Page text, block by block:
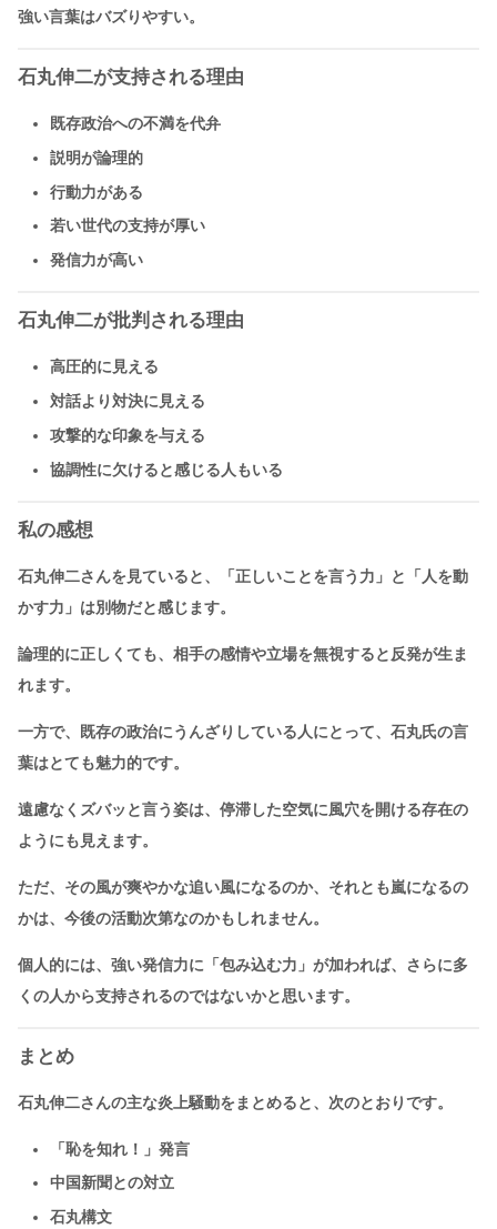
強い言葉はバズりやすい。
石丸伸二が支持される理由
既存政治への不満を代弁
説明が論理的
行動力がある
若い世代の支持が厚い
発信力が高い
石丸伸二が批判される理由
高圧的に見える
対話より対決に見える
攻撃的な印象を与える
協調性に欠けると感じる人もいる
私の感想
石丸伸二さんを見ていると、「正しいことを言う力」と「人を動
かす力」は別物だと感じます。
論理的に正しくても、相手の感情や立場を無視すると反発が生ま
れます。
一方で、既存の政治にうんざりしている人にとって、石丸氏の言
葉はとても魅力的です。
遠慮なくズバッと言う姿は、停滞した空気に風穴を開ける存在の
ようにも見えます。
ただ、その風が爽やかな追い風になるのか、それとも嵐になるの
かは、今後の活動次第なのかもしれません。
個人的には、強い発信力に「包み込む力」が加われば、さらに多
くの人から支持されるのではないかと思います。
まとめ
石丸伸二さんの主な炎上騒動をまとめると、次のとおりです。
「恥を知れ！」発言
中国新聞との対立
石丸構文